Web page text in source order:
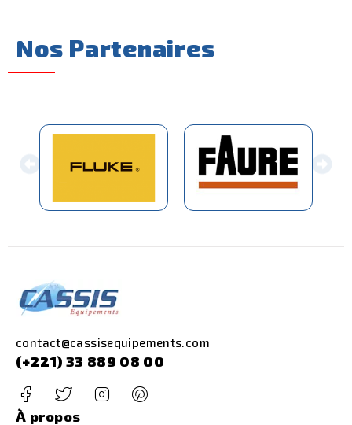
Nos Partenaires
contact@cassisequipements.com
(+221) 33 889 08 00
À propos